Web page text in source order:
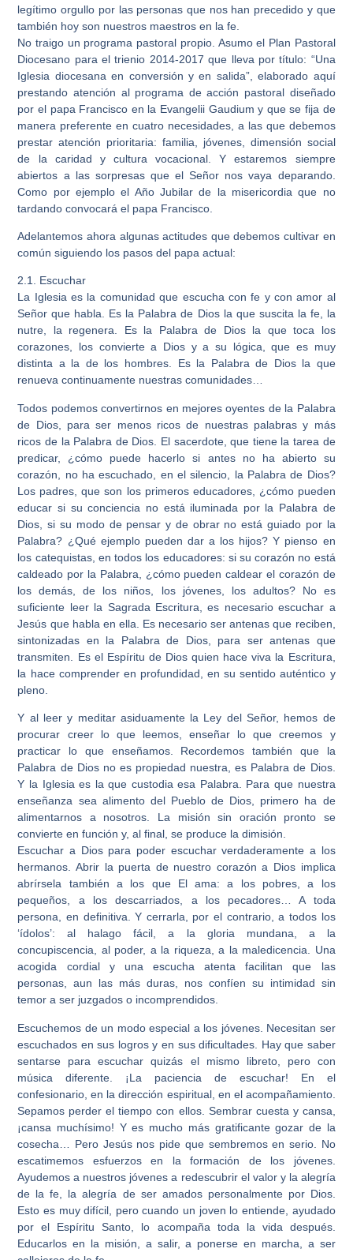
legítimo orgullo por las personas que nos han precedido y que
también hoy son nuestros maestros en la fe.
No traigo un programa pastoral propio. Asumo el Plan Pastoral
Diocesano para el trienio 2014-2017 que lleva por título: “Una
Iglesia diocesana en conversión y en salida”, elaborado aquí
prestando atención al programa de acción pastoral diseñado
por el papa Francisco en la Evangelii Gaudium y que se fija de
manera preferente en cuatro necesidades, a las que debemos
prestar atención prioritaria: familia, jóvenes, dimensión social
de la caridad y cultura vocacional. Y estaremos siempre
abiertos a las sorpresas que el Señor nos vaya deparando.
Como por ejemplo el Año Jubilar de la misericordia que no
tardando convocará el papa Francisco.
Adelantemos ahora algunas actitudes que debemos cultivar en
común siguiendo los pasos del papa actual:
2.1. Escuchar
La Iglesia es la comunidad que escucha con fe y con amor al
Señor que habla. Es la Palabra de Dios la que suscita la fe, la
nutre, la regenera. Es la Palabra de Dios la que toca los
corazones, los convierte a Dios y a su lógica, que es muy
distinta a la de los hombres. Es la Palabra de Dios la que
renueva continuamente nuestras comunidades…
Todos podemos convertirnos en mejores oyentes de la Palabra
de Dios, para ser menos ricos de nuestras palabras y más
ricos de la Palabra de Dios. El sacerdote, que tiene la tarea de
predicar, ¿cómo puede hacerlo si antes no ha abierto su
corazón, no ha escuchado, en el silencio, la Palabra de Dios?
Los padres, que son los primeros educadores, ¿cómo pueden
educar si su conciencia no está iluminada por la Palabra de
Dios, si su modo de pensar y de obrar no está guiado por la
Palabra? ¿Qué ejemplo pueden dar a los hijos? Y pienso en
los catequistas, en todos los educadores: si su corazón no está
caldeado por la Palabra, ¿cómo pueden caldear el corazón de
los demás, de los niños, los jóvenes, los adultos? No es
suficiente leer la Sagrada Escritura, es necesario escuchar a
Jesús que habla en ella. Es necesario ser antenas que reciben,
sintonizadas en la Palabra de Dios, para ser antenas que
transmiten. Es el Espíritu de Dios quien hace viva la Escritura,
la hace comprender en profundidad, en su sentido auténtico y
pleno.
Y al leer y meditar asiduamente la Ley del Señor, hemos de
procurar creer lo que leemos, enseñar lo que creemos y
practicar lo que enseñamos. Recordemos también que la
Palabra de Dios no es propiedad nuestra, es Palabra de Dios.
Y la Iglesia es la que custodia esa Palabra. Para que nuestra
enseñanza sea alimento del Pueblo de Dios, primero ha de
alimentarnos a nosotros. La misión sin oración pronto se
convierte en función y, al final, se produce la dimisión.
Escuchar a Dios para poder escuchar verdaderamente a los
hermanos. Abrir la puerta de nuestro corazón a Dios implica
abrírsela también a los que El ama: a los pobres, a los
pequeños, a los descarriados, a los pecadores… A toda
persona, en definitiva. Y cerrarla, por el contrario, a todos los
‘ídolos’: al halago fácil, a la gloria mundana, a la
concupiscencia, al poder, a la riqueza, a la maledicencia. Una
acogida cordial y una escucha atenta facilitan que las
personas, aun las más duras, nos confíen su intimidad sin
temor a ser juzgados o incomprendidos.
Escuchemos de un modo especial a los jóvenes. Necesitan ser
escuchados en sus logros y en sus dificultades. Hay que saber
sentarse para escuchar quizás el mismo libreto, pero con
música diferente. ¡La paciencia de escuchar! En el
confesionario, en la dirección espiritual, en el acompañamiento.
Sepamos perder el tiempo con ellos. Sembrar cuesta y cansa,
¡cansa muchísimo! Y es mucho más gratificante gozar de la
cosecha… Pero Jesús nos pide que sembremos en serio. No
escatimemos esfuerzos en la formación de los jóvenes.
Ayudemos a nuestros jóvenes a redescubrir el valor y la alegría
de la fe, la alegría de ser amados personalmente por Dios.
Esto es muy difícil, pero cuando un joven lo entiende, ayudado
por el Espíritu Santo, lo acompaña toda la vida después.
Educarlos en la misión, a salir, a ponerse en marcha, a ser